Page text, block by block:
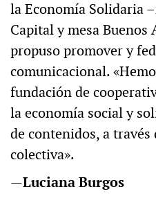
la Economía Solidaria
Capital y mesa
propuso promover y
comunicacional.
fundación de
la economía social y
de contenidos, a
colectiva».
—Luciana Burgos